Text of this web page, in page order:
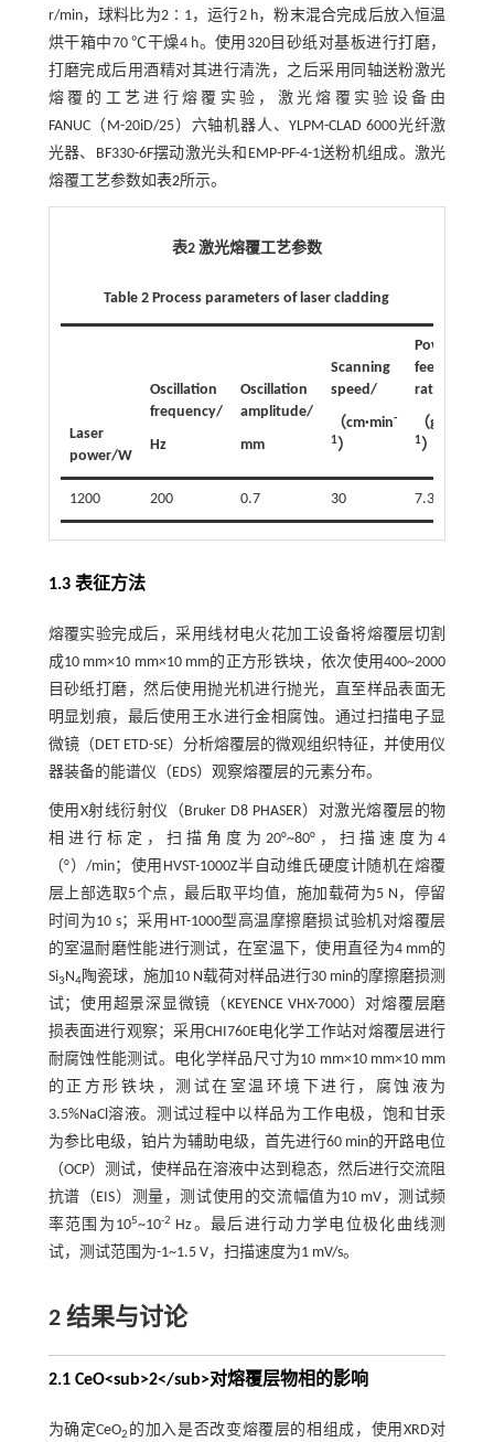
r/min，球料比为2∶1，运行2 h，粉末混合完成后放入恒温
烘干箱中70 ℃干燥4 h。使用320目砂纸对基板进行打磨，
打磨完成后用酒精对其进行清洗，之后采用同轴送粉激光
熔覆的工艺进行熔覆实验，激光熔覆实验设备由
FANUC（M-20iD/25）六轴机器人、YLPM-CLAD 6000光纤激
光器、BF330-6F摆动激光头和EMP-PF-4-1送粉机组成。激光
熔覆工艺参数如表2所示。
表2 激光熔覆工艺参数
Table 2 Process parameters of laser cladding
Laser
power/W
Oscillation
frequency/
Hz
Oscillation
amplitude/
mm
Scanning
speed/
（cm·min-
1）
Powder
feed
rate/
（g·min
1）
1200 200 0.7 30 7.3
1.3 表征方法
熔覆实验完成后，采用线材电火花加工设备将熔覆层切割
成10 mm×10 mm×10 mm的正方形铁块，依次使用400~2000
目砂纸打磨，然后使用抛光机进行抛光，直至样品表面无
明显划痕，最后使用王水进行金相腐蚀。通过扫描电子显
微镜（DET ETD-SE）分析熔覆层的微观组织特征，并使用仪
器装备的能谱仪（EDS）观察熔覆层的元素分布。
使用X射线衍射仪（Bruker D8 PHASER）对激光熔覆层的物
相进行标定，扫描角度为20°~80°，扫描速度为4
（°）/min；使用HVST-1000Z半自动维氏硬度计随机在熔覆
层上部选取5个点，最后取平均值，施加载荷为5 N，停留
时间为10 s；采用HT-1000型高温摩擦磨损试验机对熔覆层
的室温耐磨性能进行测试，在室温下，使用直径为4 mm的
Si3 N4 陶瓷球，施加10 N载荷对样品进行30 min的摩擦磨损测
试；使用超景深显微镜（KEYENCE VHX-7000）对熔覆层磨
损表面进行观察；采用CHI760E电化学工作站对熔覆层进行
耐腐蚀性能测试。电化学样品尺寸为10 mm×10 mm×10 mm
的正方形铁块，测试在室温环境下进行，腐蚀液为
3.5%NaCl溶液。测试过程中以样品为工作电极，饱和甘汞
为参比电级，铂片为辅助电级，首先进行60 min的开路电位
（OCP）测试，使样品在溶液中达到稳态，然后进行交流阻
抗谱（EIS）测量，测试使用的交流幅值为10 mV，测试频
率范围为105~10-2
Hz。最后进行动力学电位极化曲线测
试，测试范围为-1~1.5 V，扫描速度为1 mV/s。
2 结果与讨论
2.1 CeO<sub>2</sub>对熔覆层物相的影响
为确定CeO2 的加入是否改变熔覆层的相组成，使用XRD对